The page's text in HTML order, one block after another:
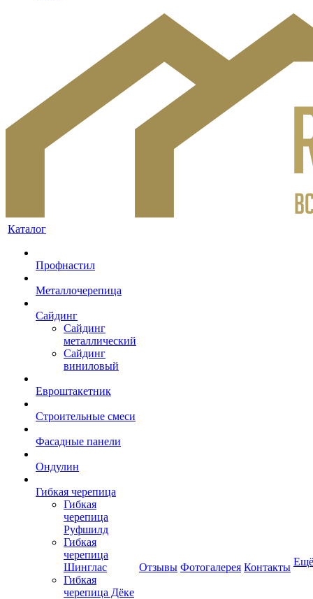
Каталог
Профнастил
Металлочерепица
Сайдинг
Сайдинг
металлический
Сайдинг
виниловый
Евроштакетник
Строительные смеси
Фасадные панели
Ондулин
Гибкая черепица
Гибкая
черепица
Руфшилд
Гибкая
черепица
Шинглас
Гибкая
черепица Дёке
Отзывы Фотогалерея Контакты Ещё